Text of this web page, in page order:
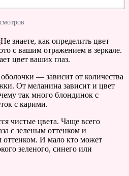
Не знаете, как определить цвет
с вашим отражением в зеркале.
цвет ваших глаз.
— зависит от количества
От меланина зависит и цвет
так много блондинок с
с карими.
чистые цвета. Чаще всего
с зеленым оттенком и
оттенком. И мало кто может
зеленого, синего или